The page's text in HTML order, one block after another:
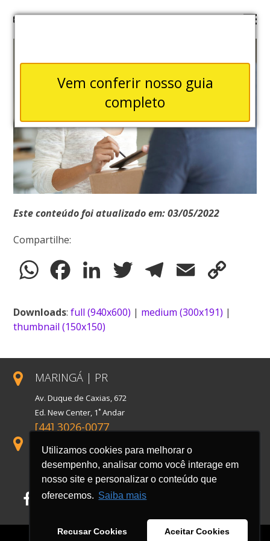
Vem conferir nosso guia
completo
Utilizamos cookies para melhorar o
desempenho, analisar como você interage em
nosso site e personalizar o conteúdo que
oferecemos. Saiba mais
Recusar Cookies Aceitar Cookies
Este conteúdo foi atualizado em: 03/05/2022
Compartilhe:
WhatsAppFacebookLinkedIn Twitter TelegramEmail
Downloads:full (940x600) | medium (300x191) |
thumbnail (150x150)
MARINGÁ | PR
Av. Duque de Caxias, 672
Ed. New Center, 1˚ Andar
[44] 3026-0077
SÃO PAULO | SP
Rua Florida, 1738, Conj. 121
Cidade Monções
Facebook
LinkedIn
Instagram